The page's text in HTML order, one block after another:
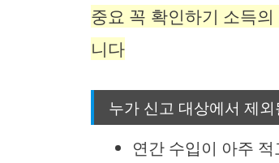
중요 꼭 확인하기 소득
니다
누가 신고 대상에서 제
연간 수입이 아주